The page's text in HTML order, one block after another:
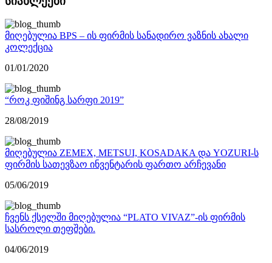
მიღებულია BPS – ის ფირმის სანადირო ვაზნის ახალი
კოლექცია
01/01/2020
“როკ ფიშინგ სარფი 2019”
28/08/2019
მიღებულია ZEMEX, METSUI, KOSADAKA და YOZURI-ს
ფირმის სათევზაო ინვენტარის ფართო არჩევანი
05/06/2019
ჩვენს ქსელში მიღებულია “PLATO VIVAZ”-ის ფირმის
სასროლი თეფშები.
04/06/2019